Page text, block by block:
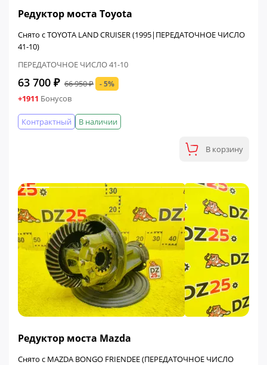
Редуктор моста Toyota
Снято с TOYOTA LAND CRUISER (1995|ПЕРЕДАТОЧНОЕ ЧИСЛО
41-10)
ПЕРЕДАТОЧНОЕ ЧИСЛО 41-10
63 700 ₽ 66 950 ₽ - 5%
+1911 Бонусов
В наличии
Контрактный
В корзину
Редуктор моста Mazda
Снято с MAZDA BONGO FRIENDEE (ПЕРЕДАТОЧНОЕ ЧИСЛО